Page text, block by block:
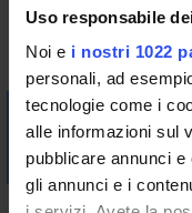
Uso responsabile
Noi e i nostri 1022
personali, ad
tecnologie come i
alle informazioni sul
pubblicare annunci
gli annunci e i
Visualizza la
Sistema Bibliotecario
testi in programma